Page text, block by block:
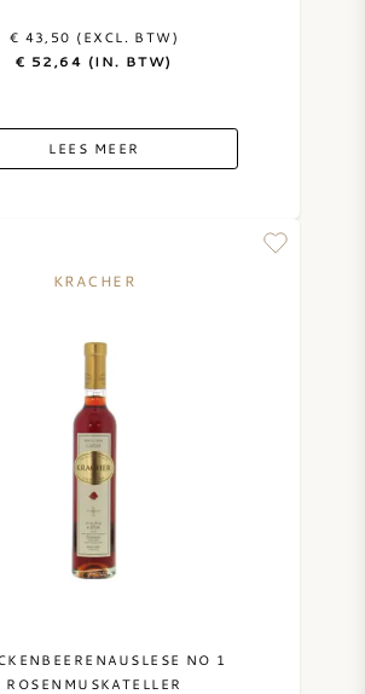
€ 43,50 (EXCL. BTW)
€ 52,64 (IN. BTW)
LEES MEER
KRACHER
NO 1
ROSENMUSKATELLER